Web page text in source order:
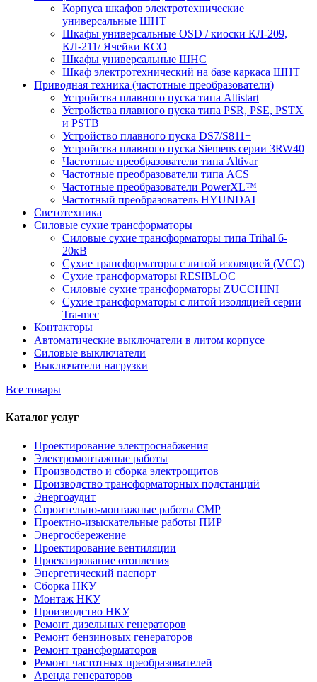
Корпуса шкафов электротехнические
универсальные ШНТ
Шкафы универсальные OSD / киоски КЛ-209,
КЛ-211/ Ячейки КСО
Шкафы универсальные ШНС
Шкаф электротехнический на базе каркаса ШНТ
Приводная техника (частотные преобразователи)
Устройства плавного пуска типа Altistart
Устройства плавного пуска типа PSR, PSE, PSTX
и PSTB
Устройство плавного пуска DS7/S811+
Устройства плавного пуска Siemens серии 3RW40
Частотные преобразователи типа Altivar
Частотные преобразователи типа ACS
Частотные преобразователи PowerXL™
Частотный преобразователь HYUNDAI
Светотехника
Силовые сухие трансформаторы
Силовые сухие трансформаторы типа Trihal 6-
20кВ
Сухие трансформаторы с литой изоляцией (VCC)
Сухие трансформаторы RESIBLOC
Силовые сухие трансформаторы ZUCCHINI
Сухие трансформаторы с литой изоляцией серии
Tra-mec
Контакторы
Автоматические выключатели в литом корпусе
Силовые выключатели
Выключатели нагрузки
Все товары
Каталог услуг
Проектирование электроснабжения
Электромонтажные работы
Производство и сборка электрощитов
Производство трансформаторных подстанций
Энергоаудит
Строительно-монтажные работы СМР
Проектно-изыскательные работы ПИР
Энергосбережение
Проектирование вентиляции
Проектирование отопления
Энергетический паспорт
Сборка НКУ
Монтаж НКУ
Производство НКУ
Ремонт дизельных генераторов
Ремонт бензиновых генераторов
Ремонт трансформаторов
Ремонт частотных преобразователей
Аренда генераторов